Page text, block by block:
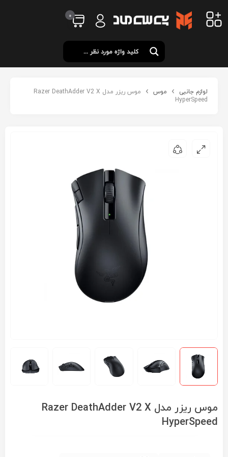
0
لوازم جانبی موس
موس ریزر مدل Razer DeathAdder V2 X
HyperSpeed
موس ریزر مدل Razer DeathAdder V2 X
HyperSpeed